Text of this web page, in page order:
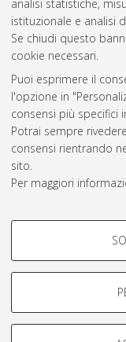
analisi statistiche,
istituzionale e analisi
Se chiudi questo
cookie necessari.
Puoi esprimere il
l'opzione in
consensi più specifici
Potrai sempre
consensi rientrando
sito.
Per maggiori
COOKIE DI
Si tratta di cookie
navigazione degli
Mostra cookie di
Questa lista e' stata
Atom
Rss 1.0
Rss 2.0
ISSN: 2038-7946
Impostazioni
Informativa sulla
Condizioni d’uso